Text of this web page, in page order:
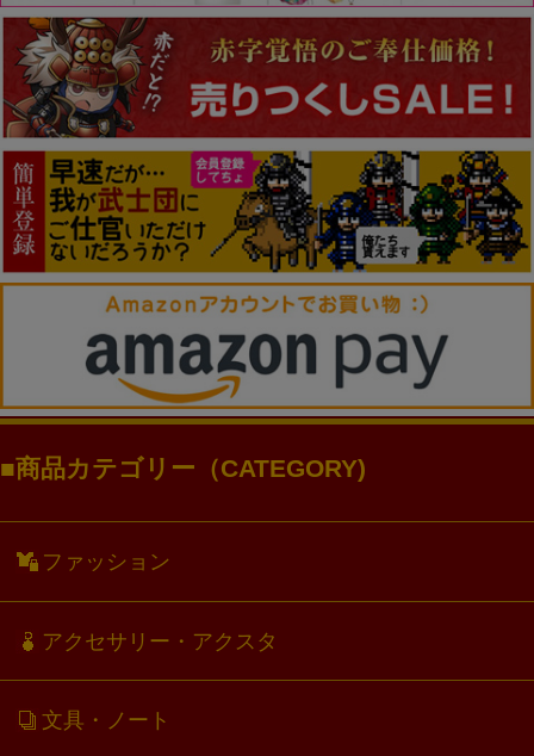
商品カテゴリー（CATEGORY)
ファッション
アクセサリー・アクスタ
文具・ノート